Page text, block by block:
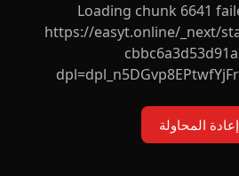
Loading chunk 6641
https://easyt.online/_next/
إعادة المحاولة